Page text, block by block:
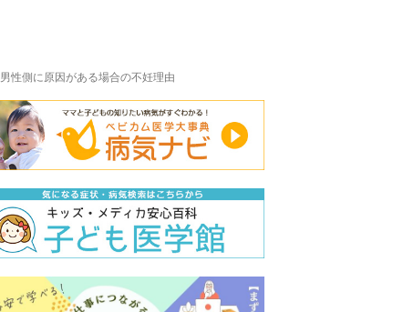
男性側に原因がある場合の不妊理由